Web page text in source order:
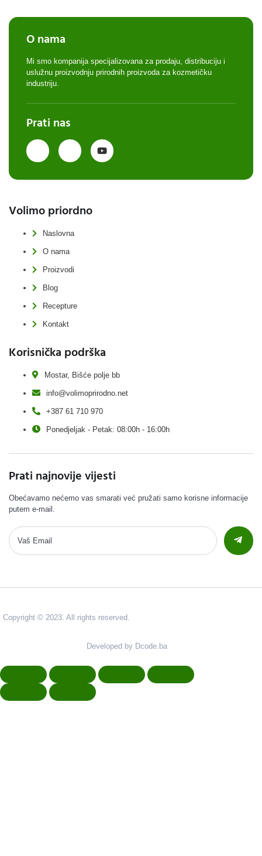
O nama
Mi smo kompanija specijalizovana za prodaju, distribuciju i
uslužnu proizvodnju prirodnih proizvoda za kozmetičku
industriju.
Prati nas
Volimo priordno
Naslovna
O nama
Proizvodi
Blog
Recepture
Kontakt
Korisnička podrška
Mostar, Bišće polje bb
info@volimoprirodno.net
+387 61 710 970
Ponedjeljak - Petak: 08:00h - 16:00h
Prati najnovije vijesti
Obećavamo nećemo vas smarati već pružati samo korisne informacije
putem e-mail.
Copyright © 2023. All rights reserved.
Developed by Dcode.ba